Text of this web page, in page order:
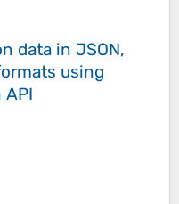
data in JSON,
using
API